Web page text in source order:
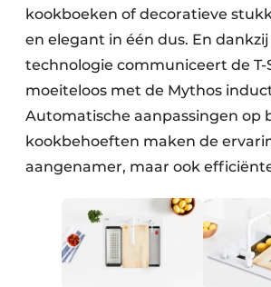
kookboeken of decoratieve
en elegant in één dus. En
technologie communiceert de T-
moeiteloos met de Mythos
Automatische aanpassingen op
kookbehoeften maken de
aangenamer, maar ook